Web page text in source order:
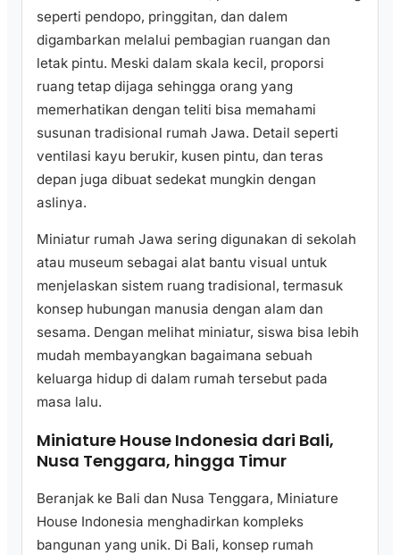
seperti pendopo, pringgitan, dan dalem
digambarkan melalui pembagian ruangan dan
letak pintu. Meski dalam skala kecil, proporsi
ruang tetap dijaga sehingga orang yang
memerhatikan dengan teliti bisa memahami
susunan tradisional rumah Jawa. Detail seperti
ventilasi kayu berukir, kusen pintu, dan teras
depan juga dibuat sedekat mungkin dengan
aslinya.
Miniatur rumah Jawa sering digunakan di sekolah
atau museum sebagai alat bantu visual untuk
menjelaskan sistem ruang tradisional, termasuk
konsep hubungan manusia dengan alam dan
sesama. Dengan melihat miniatur, siswa bisa lebih
mudah membayangkan bagaimana sebuah
keluarga hidup di dalam rumah tersebut pada
masa lalu.
Miniature House Indonesia dari Bali,
Nusa Tenggara, hingga Timur
Beranjak ke Bali dan Nusa Tenggara, Miniature
House Indonesia menghadirkan kompleks
bangunan yang unik. Di Bali, konsep rumah